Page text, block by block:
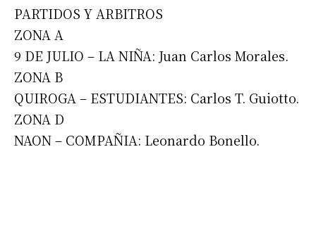
PARTIDOS Y ARBITROS
ZONA A
9 DE JULIO – LA NIÑA: Juan Carlos Morales.
ZONA B
QUIROGA – ESTUDIANTES: Carlos T. Guiotto.
ZONA D
NAON – COMPAÑIA: Leonardo Bonello.